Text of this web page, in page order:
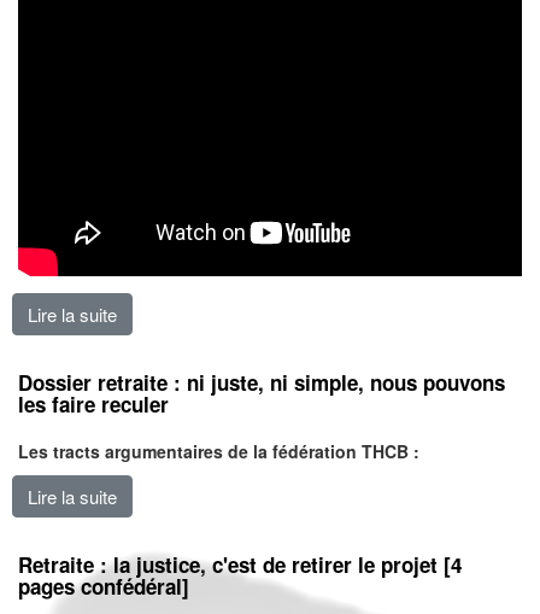
Lire la suite
Dossier retraite : ni juste, ni simple, nous pouvons
les faire reculer
Les tracts argumentaires de la fédération THCB :
Lire la suite
Retraite : la justice, c'est de retirer le projet [4
pages confédéral]